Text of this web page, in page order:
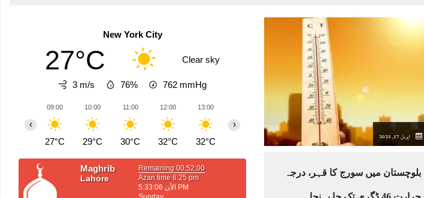
New York City
27°C Clear sky
3 m/s 76% 762 mmHg
09:00
27°C
10:00
29°C
11:00
30°C
12:00
32°C
13:00
32°C 33°C
16:00
33°C 33°C 33°C
‹
›
اپریل 17, 2025
بلوچستان میں سورج کا قہر، درجہ